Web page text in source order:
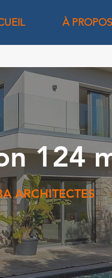
À PROPOS
124
ARCHITECTES